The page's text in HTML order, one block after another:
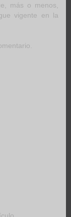
más o menos,
vigente en la